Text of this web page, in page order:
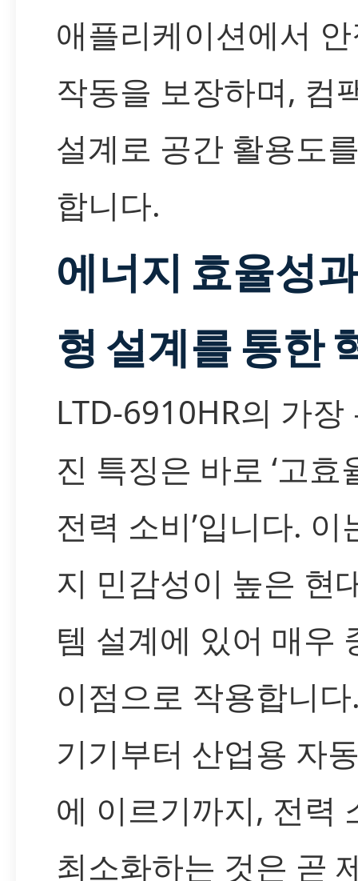
애플리케이션에서
작동을 보장하며, 컴
설계로 공간 활용도
합니다.
에너지 효율성
형 설계를 통한
LTD-6910HR의 가장
진 특징은 바로 ‘고효
전력 소비’입니다. 이
지 민감성이 높은 현
템 설계에 있어 매우
이점으로 작용합니
기기부터 산업용 자
에 이르기까지, 전력
최소화하는 것은 곧